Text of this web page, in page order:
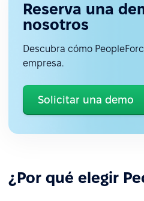
Reserva una
nosotros
Descubra cómo
empresa.
Solicitar una demo
¿Por qué elegir